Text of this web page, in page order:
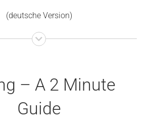
(deutsche Version)
– A 2 Minute
Guide